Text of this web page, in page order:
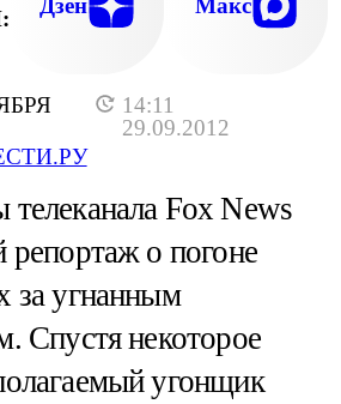
14:11
29.09.2012
Дзен Макс
Fox News
репортаж о погоне
за угнанным
Спустя некоторое
угонщик